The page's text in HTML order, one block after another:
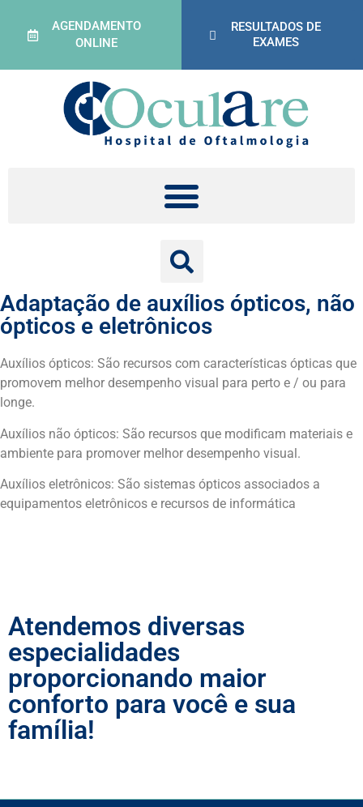
AGENDAMENTO
ONLINE
RESULTADOS DE
EXAMES
Adaptação de auxílios ópticos, não
ópticos e eletrônicos
Auxílios ópticos: São recursos com características ópticas que
promovem melhor desempenho visual para perto e / ou para
longe.
Auxílios não ópticos: São recursos que modificam materiais e
ambiente para promover melhor desempenho visual.
Auxílios eletrônicos: São sistemas ópticos associados a
equipamentos eletrônicos e recursos de informática
Atendemos diversas
especialidades
proporcionando maior
conforto para você e sua
família!